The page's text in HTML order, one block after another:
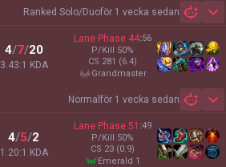
Ranked Solo/Duoför 1 vecka sedan
4/7/20
3.43:1 KDA
Lane Phase 44:56
P/Kill 50%
CS 281 (6.4)
grandmaster
Normal för 1 vecka sedan
4/5/2
1.20:1 KDA
Lane Phase 51 :49
P/Kill 50%
CS 23 (0.9)
emerald 1